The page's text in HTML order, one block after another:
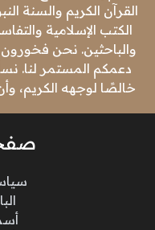
القرآن الكريم والسنة
الكتب الإسلامية
والباحثين. نحن فخورون
دعمكم المستمر لنا.
خالصًا لوجهه الكريم،